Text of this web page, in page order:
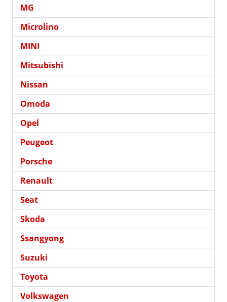
MG
Microlino
MINI
Mitsubishi
Nissan
Omoda
Opel
Peugeot
Porsche
Renault
Seat
Skoda
Ssangyong
Suzuki
Toyota
Volkswagen